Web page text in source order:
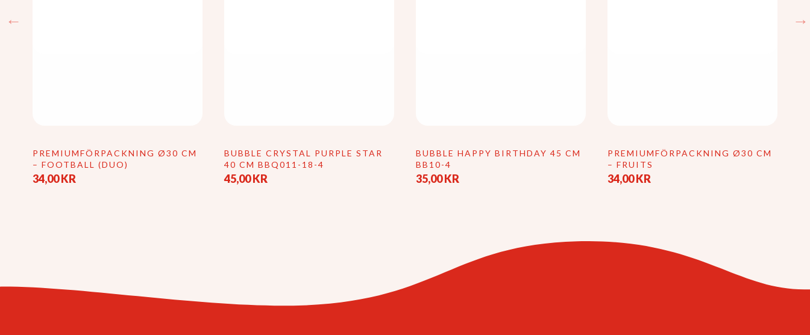
PREMIUMFÖRPACKNING Ø30 CM
– FOOTBALL (DUO)
34,00KR
BUBBLE CRYSTAL PURPLE STAR
40 CM BBQ011-18-4
45,00KR
BUBBLE HAPPY BIRTHDAY 45 CM
BB10-4
35,00KR
PREMIUMFÖRPACKNING Ø30 CM
– FRUITS
34,00KR